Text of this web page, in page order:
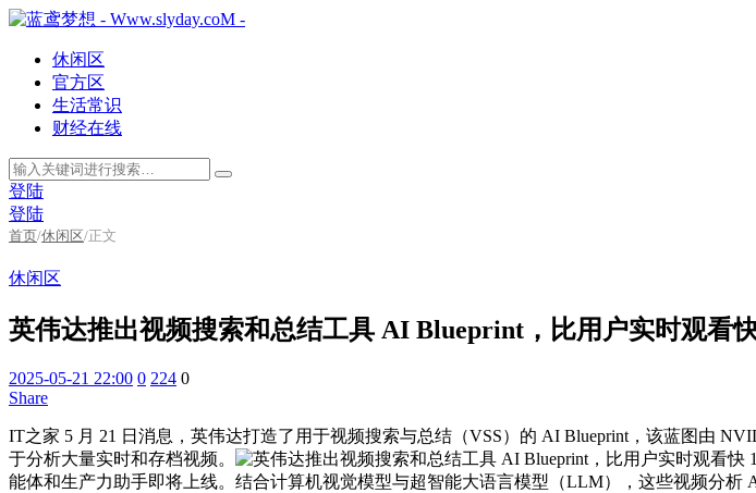
休闲区
官方区
生活常识
财经在线
登陆
登陆
首页/休闲区/正文
休闲区
英伟达推出视频搜索和总结工具 AI Blueprint，比用户实时观看
2025-05-21 22:00 0 224 0
Share
IT之家 5 月 21 日消息，英伟达打造了用于视频搜索与总结（VSS）的 AI Blueprint，该蓝图由
于分析大量实时和存档视频。
能体和生产力助手即将上线。结合计算机视觉模型与超智能大语言模型（LLM），这些视频分析